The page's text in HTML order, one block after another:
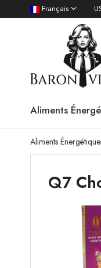
Français
Aliments
Aliments
Q7